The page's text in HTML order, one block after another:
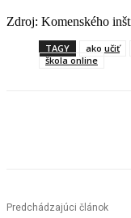
Zdroj: Komenského
TAGY ako učiť
škola online
Predchádzajúci článok